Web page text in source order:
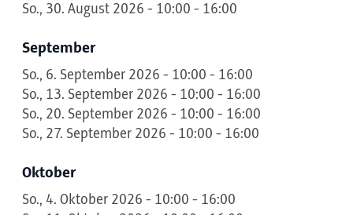
So., 30. August 2026 - 10:00 - 16:00
September
So., 6. September 2026 - 10:00 - 16:00
So., 13. September 2026 - 10:00 - 16:00
So., 20. September 2026 - 10:00 - 16:00
So., 27. September 2026 - 10:00 - 16:00
Oktober
So., 4. Oktober 2026 - 10:00 - 16:00